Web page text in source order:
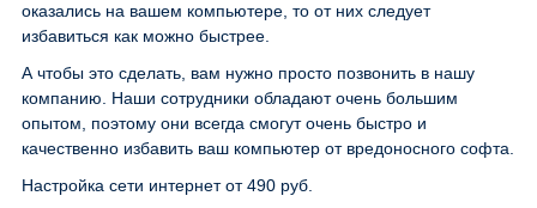
оказались на вашем компьютере, то от них следует
избавиться как можно быстрее.
А чтобы это сделать, вам нужно просто позвонить в нашу
компанию. Наши сотрудники обладают очень большим
опытом, поэтому они всегда смогут очень быстро и
качественно избавить ваш компьютер от вредоносного софта.
Настройка сети интернет от 490 руб.